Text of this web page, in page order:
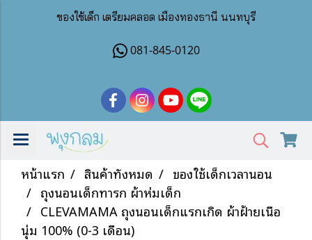
ของใช้เด็ก เตรียมคลอด เมืองทองธานี นนทบุรี
081-845-0120
หน้าแรก สินค้าทั้งหมด
ของใช้เด็กเวลานอน
ถุงนอนเด็กทารก ผ้าห่มเด็ก
CLEVAMAMA ถุงนอนเด็กแรกเกิด ผ้าฝ้ายเนื้อ
นุ่ม 100% (0-3 เดือน)